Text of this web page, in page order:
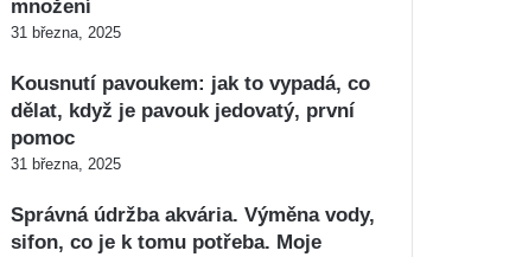
množení
31 března, 2025
Kousnutí pavoukem: jak to vypadá, co
dělat, když je pavouk jedovatý, první
pomoc
31 března, 2025
Správná údržba akvária. Výměna vody,
sifon, co je k tomu potřeba. Moje